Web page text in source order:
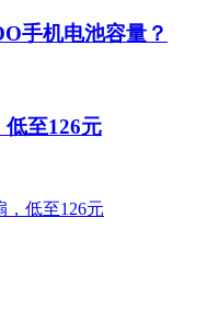
手机电池容量？
低至126元